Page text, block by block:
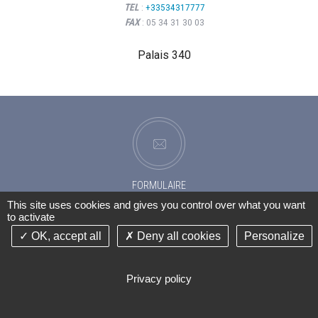
Faute de la victime et dommage
TEL: +33534317777
FAX: 05 34 31 30 03
Palais 340
FORMULAIRE
HAUT
This site uses cookies and gives you control over what you want
to activate
OK, accept all
Deny all cookies Personalize
Privacy policy